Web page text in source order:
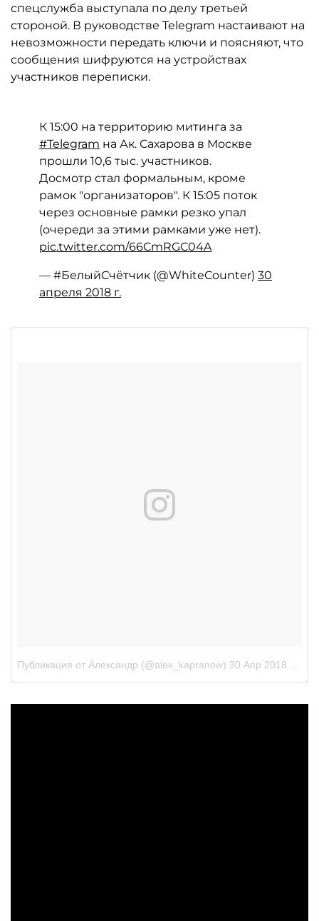
спецслужба выступала по делу третьей
стороной. В руководстве Telegram настаивают на
невозможности передать ключи и поясняют, что
сообщения шифруются на устройствах
участников переписки.
К 15:00 на территорию митинга за
#Telegram на Ак. Сахарова в Москве
прошли 10,6 тыс. участников.
Досмотр стал формальным, кроме
рамок "организаторов". К 15:05 поток
через основные рамки резко упал
(очереди за этими рамками уже нет).
pic.twitter.com/66CmRGC04A
— #БелыйСчётчик (@WhiteCounter) 30
апреля 2018 г.
Публикация от Александр (@alex_kapranow) 30 Апр 2018 в 4:36 PDT